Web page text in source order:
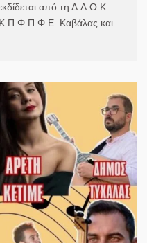
από τη Δ.Α.Ο.Κ.
Καβάλας και